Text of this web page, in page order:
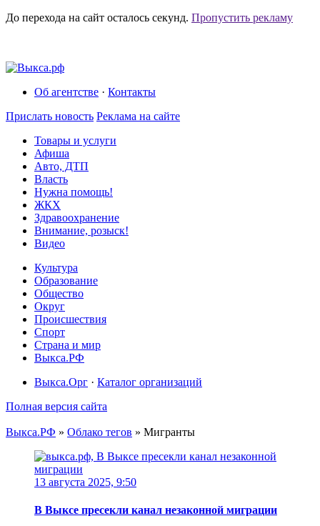
До перехода на сайт осталось секунд. Пропустить рекламу
Об агентстве · Контакты
Прислать новость Реклама на сайте
Товары и услуги
Афиша
Авто, ДТП
Власть
Нужна помощь!
ЖКХ
Здравоохранение
Внимание, розыск!
Видео
Культура
Образование
Общество
Округ
Происшествия
Спорт
Страна и мир
Выкса.РФ
Выкса.Орг · Каталог организаций
Полная версия сайта
Выкса.РФ » Облако тегов » Мигранты
13 августа 2025, 9:50
В Выксе пресекли канал незаконной миграции